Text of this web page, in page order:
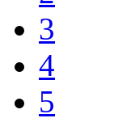
3
4
5